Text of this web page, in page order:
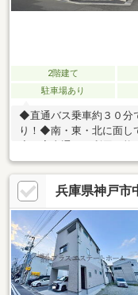
2階建て
駐車場あり
◆直通バス乗車約３０分
り！◆南・東・北に面し
◆三宮直通バス利用可
況良好！◆駐車２台可能
３．９帖！（天井高約
対面キッチン！◆キッチ
ある書斎あり！◆玄関に
ご友人とBBQや大切な
グ等が楽しめるお庭あ
暖房あり！
兵庫県神戸市